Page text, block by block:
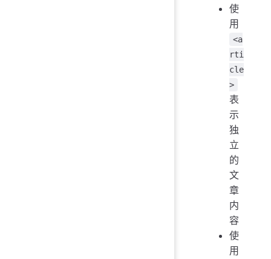
使
用
<a
rti
cle
>
表
示
独
立
的
文
章
内
容
使
用